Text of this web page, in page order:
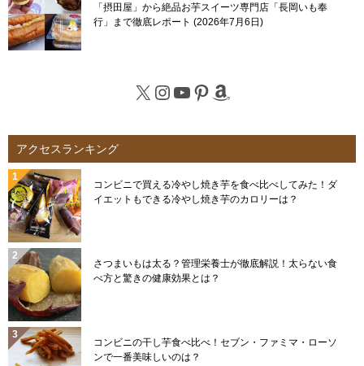
「摂田屋」から絶品お芋スイーツ専門店「長岡いも奉
行」まで徹底レポート
2026年7月6日
X Instagram
YouTube
Pinterest
Amazon
アクセスランキング
コンビニで買える冷やし焼き芋を食べ比べしてみた！ダ
イエットもできる冷やし焼き芋のカロリーは？
さつまいもは太る？管理栄養士が徹底解説！太らない食
べ方と驚きの健康効果とは？
コンビニの干し芋食べ比べ！セブン・ファミマ・ローソ
ンで一番美味しいのは？